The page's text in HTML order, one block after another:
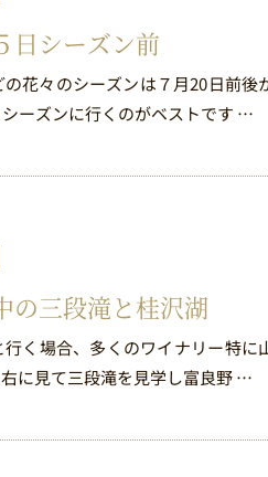
シーズン前
花々のシーズンは７月20日前後
ーズンに行くのがベストです …
の三段滝と桂沢湖
く場合、多くのワイナリー特に
に見て三段滝を見学し富良野 …